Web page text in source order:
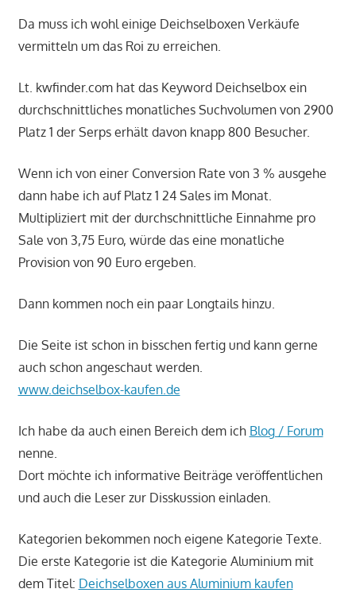
Da muss ich wohl einige Deichselboxen Verkäufe
vermitteln um das Roi zu erreichen.
Lt. kwfinder.com hat das Keyword Deichselbox ein
durchschnittliches monatliches Suchvolumen von 2900
Platz 1 der Serps erhält davon knapp 800 Besucher.
Wenn ich von einer Conversion Rate von 3 % ausgehe
dann habe ich auf Platz 1 24 Sales im Monat.
Multipliziert mit der durchschnittliche Einnahme pro
Sale von 3,75 Euro, würde das eine monatliche
Provision von 90 Euro ergeben.
Dann kommen noch ein paar Longtails hinzu.
Die Seite ist schon in bisschen fertig und kann gerne
auch schon angeschaut werden.
www.deichselbox-kaufen.de
Ich habe da auch einen Bereich dem ich Blog / Forum
nenne.
Dort möchte ich informative Beiträge veröffentlichen
und auch die Leser zur Disskussion einladen.
Kategorien bekommen noch eigene Kategorie Texte.
Die erste Kategorie ist die Kategorie Aluminium mit
dem Titel: Deichselboxen aus Aluminium kaufen